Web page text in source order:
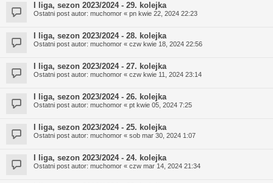
I liga, sezon 2023/2024 - 29. kolejka
Ostatni post autor: muchomor « pn kwie 22, 2024 22:23
I liga, sezon 2023/2024 - 28. kolejka
Ostatni post autor: muchomor « czw kwie 18, 2024 22:56
I liga, sezon 2023/2024 - 27. kolejka
Ostatni post autor: muchomor « czw kwie 11, 2024 23:14
I liga, sezon 2023/2024 - 26. kolejka
Ostatni post autor: muchomor « pt kwie 05, 2024 7:25
I liga, sezon 2023/2024 - 25. kolejka
Ostatni post autor: muchomor « sob mar 30, 2024 1:07
I liga, sezon 2023/2024 - 24. kolejka
Ostatni post autor: muchomor « czw mar 14, 2024 21:34